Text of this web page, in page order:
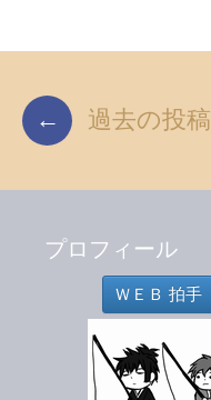
投
ナ
← 過去の投稿
プロフィール
ＷＥＢ 拍手